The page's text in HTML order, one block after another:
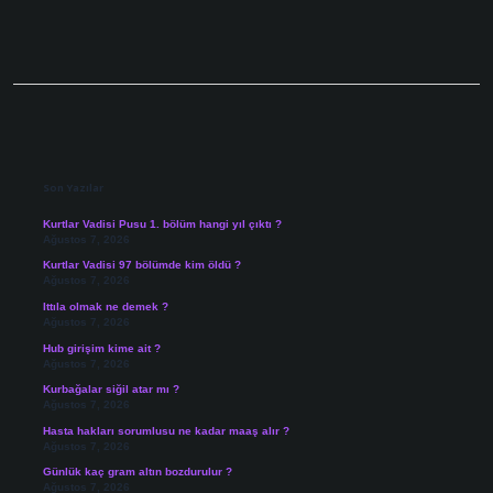
Son Yazılar
Kurtlar Vadisi Pusu 1. bölüm hangi yıl çıktı ?
Ağustos 7, 2026
Kurtlar Vadisi 97 bölümde kim öldü ?
Ağustos 7, 2026
Ittıla olmak ne demek ?
Ağustos 7, 2026
Hub girişim kime ait ?
Ağustos 7, 2026
Kurbağalar siğil atar mı ?
Ağustos 7, 2026
Hasta hakları sorumlusu ne kadar maaş alır ?
Ağustos 7, 2026
Günlük kaç gram altın bozdurulur ?
Ağustos 7, 2026